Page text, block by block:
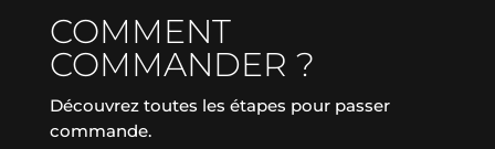
COMMENT
COMMANDER ?
Découvrez toutes les étapes pour passer
commande.